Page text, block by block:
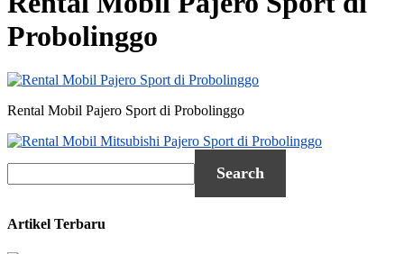
Probolinggo
Rental Mobil Pajero Sport di Probolinggo
Artikel Terbaru